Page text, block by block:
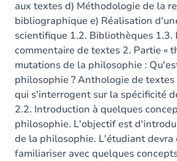
aux textes d) Méthodologie de la
bibliographique e) Réalisation
scientifique 1.2. Bibliothèques
commentaire de textes 2. Partie «
mutations de la philosophie :
philosophie ? Anthologie de
qui s'interrogent sur la spécificité
2.2. Introduction à quelques
philosophie. L'objectif est
de la philosophie. L'étudiant devra
familiariser avec quelques